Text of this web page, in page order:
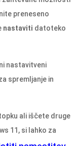
preneseno
nastaviti datoteko
nastavitveni
spremljanje in
ali iščete druge
11, si lahko za